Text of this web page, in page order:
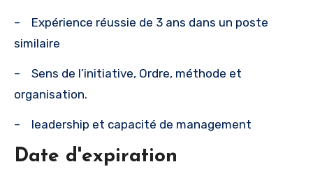
– Expérience réussie de 3 ans dans un poste
similaire
– Sens de l’initiative, Ordre, méthode et
organisation.
– leadership et capacité de management
Date d'expiration